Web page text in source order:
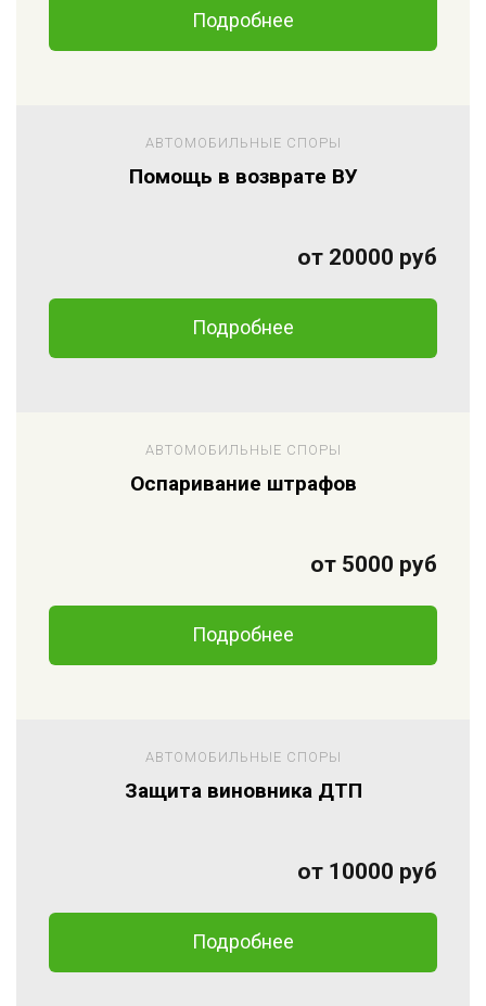
Подробнее
АВТОМОБИЛЬНЫЕ СПОРЫ
Помощь в возврате ВУ
от 20000 руб
Подробнее
АВТОМОБИЛЬНЫЕ СПОРЫ
Оспаривание штрафов
от 5000 руб
Подробнее
АВТОМОБИЛЬНЫЕ СПОРЫ
Защита виновника ДТП
от 10000 руб
Подробнее